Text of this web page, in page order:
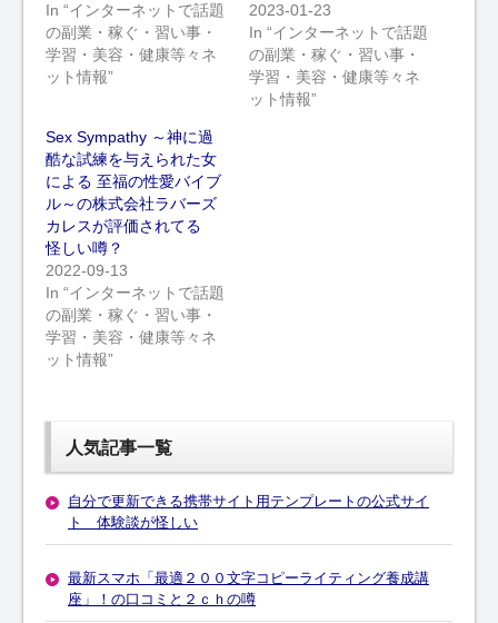
In “インターネットで話題
の副業・稼ぐ・習い事・
学習・美容・健康等々ネ
ット情報”
2023-01-23
In “インターネットで話題
の副業・稼ぐ・習い事・
学習・美容・健康等々ネ
ット情報”
Sex Sympathy ～神に過
酷な試練を与えられた女
による 至福の性愛バイブ
ル～の株式会社ラバーズ
カレスが評価されてる
怪しい噂？
2022-09-13
In “インターネットで話題
の副業・稼ぐ・習い事・
学習・美容・健康等々ネ
ット情報”
人気記事一覧
自分で更新できる携帯サイト用テンプレートの公式サイ
ト 体験談が怪しい
最新スマホ「最適２００文字コピーライティング養成講
座」！の口コミと２ｃｈの噂